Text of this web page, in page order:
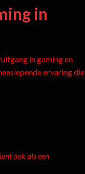
in
in gaming en
ervaring die
ook als een